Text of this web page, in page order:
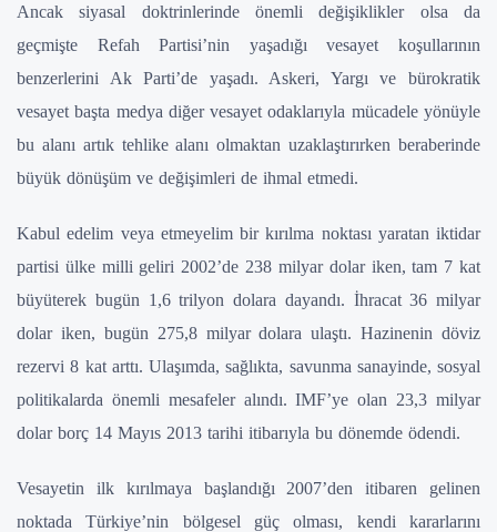
Ancak siyasal doktrinlerinde önemli değişiklikler olsa da
geçmişte Refah Partisi’nin yaşadığı vesayet koşullarının
benzerlerini Ak Parti’de yaşadı. Askeri, Yargı ve bürokratik
vesayet başta medya diğer vesayet odaklarıyla mücadele yönüyle
bu alanı artık tehlike alanı olmaktan uzaklaştırırken beraberinde
büyük dönüşüm ve değişimleri de ihmal etmedi.
Kabul edelim veya etmeyelim bir kırılma noktası yaratan iktidar
partisi ülke milli geliri 2002’de 238 milyar dolar iken, tam 7 kat
büyüterek bugün 1,6 trilyon dolara dayandı. İhracat 36 milyar
dolar iken, bugün 275,8 milyar dolara ulaştı. Hazinenin döviz
rezervi 8 kat arttı. Ulaşımda, sağlıkta, savunma sanayinde, sosyal
politikalarda önemli mesafeler alındı. IMF’ye olan 23,3 milyar
dolar borç 14 Mayıs 2013 tarihi itibarıyla bu dönemde ödendi.
Vesayetin ilk kırılmaya başlandığı 2007’den itibaren gelinen
noktada Türkiye’nin bölgesel güç olması, kendi kararlarını